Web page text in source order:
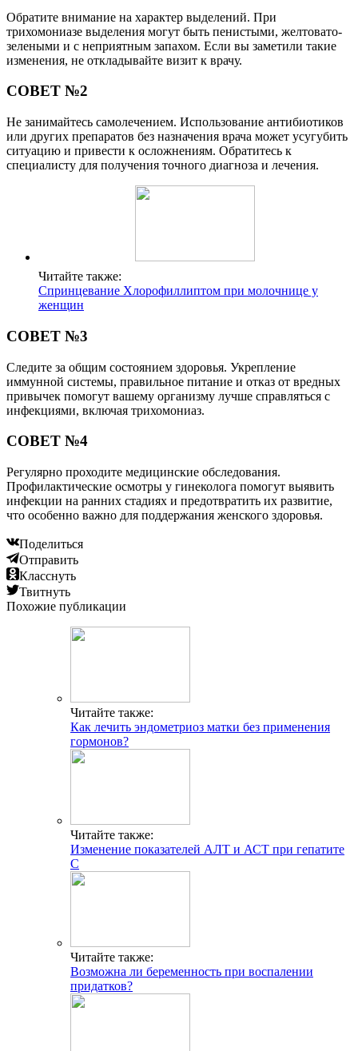
Обратите внимание на характер выделений. При
трихомониазе выделения могут быть пенистыми, желтовато-
зелеными и с неприятным запахом. Если вы заметили такие
изменения, не откладывайте визит к врачу.
СОВЕТ №2
Не занимайтесь самолечением. Использование антибиотиков
или других препаратов без назначения врача может усугубить
ситуацию и привести к осложнениям. Обратитесь к
специалисту для получения точного диагноза и лечения.
Читайте также:
Спринцевание Хлорофиллиптом при молочнице у
женщин
СОВЕТ №3
Следите за общим состоянием здоровья. Укрепление
иммунной системы, правильное питание и отказ от вредных
привычек помогут вашему организму лучше справляться с
инфекциями, включая трихомониаз.
СОВЕТ №4
Регулярно проходите медицинские обследования.
Профилактические осмотры у гинеколога помогут выявить
инфекции на ранних стадиях и предотвратить их развитие,
что особенно важно для поддержания женского здоровья.
Поделиться
Отправить
Класснуть
Твитнуть
Похожие публикации
Читайте также:
Как лечить эндометриоз матки без применения
гормонов?
Читайте также:
Изменение показателей АЛТ и АСТ при гепатите
С
Читайте также:
Возможна ли беременность при воспалении
придатков?